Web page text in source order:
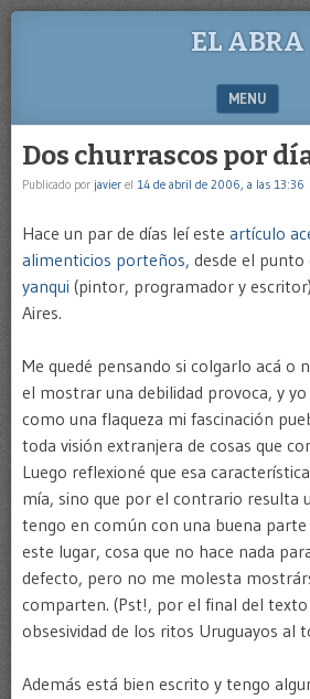
EL ABRA
MENU
Dos churrascos por
Publicado por javier el 14 de abril de 2006, a las 13:36
Hace un par de días leí este artículo
alimenticios porteños, desde el punto
yanqui (pintor, programador y
Aires.
Me quedé pensando si colgarlo acá o
el mostrar una debilidad provoca, y
como una flaqueza mi fascinación
toda visión extranjera de cosas que
Luego reflexioné que esa
mía, sino que por el contrario resulta
tengo en común con una buena
este lugar, cosa que no hace nada
defecto, pero no me molesta
comparten. (Pst!, por el final del
obsesividad de los ritos Uruguayos al
Además está bien escrito y tengo